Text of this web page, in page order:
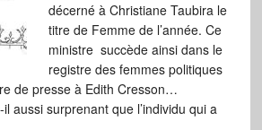
décerné à Christiane Taubira le
titre de Femme de l’année. Ce
ministre succède ainsi dans le
registre des femmes politiques
de presse à Edith Cresson…
aussi surprenant que l’individu qui a